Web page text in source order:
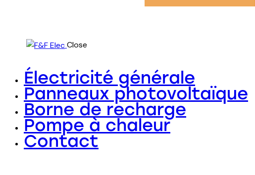
Close
Électricité générale
Panneaux photovoltaïque
Borne de recharge
Pompe à chaleur
Contact